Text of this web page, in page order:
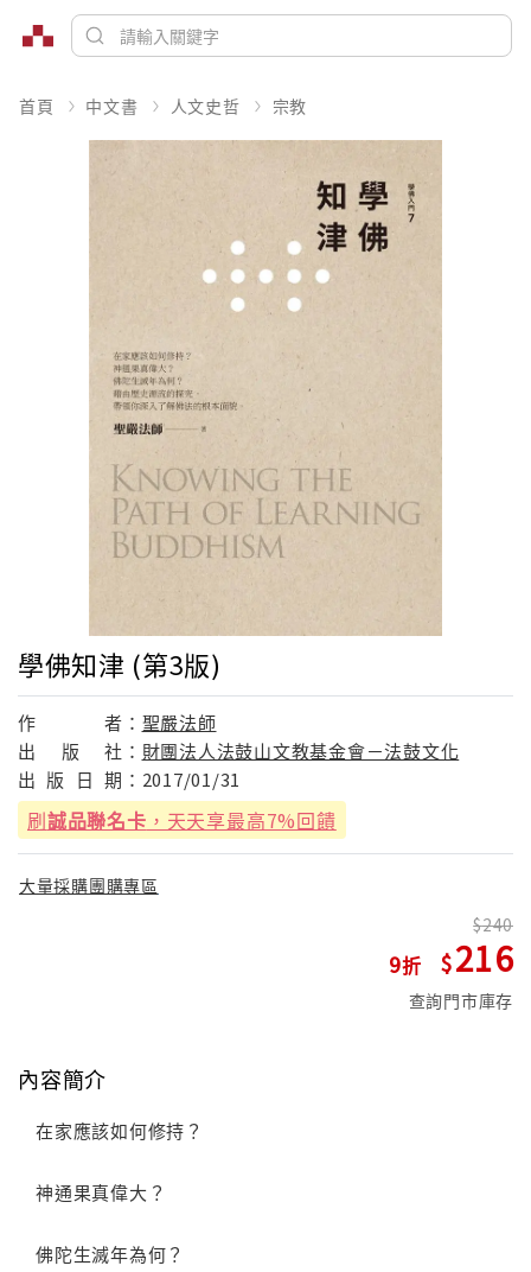
首頁 中文書 人文史哲 宗教
學佛知津 (第3版)
作 者： 聖嚴法師
出
版 社： 財團法人法鼓山文教基金會－法鼓文化
出 版 日 期： 2017/01/31
刷誠品聯名卡 ，天天享最高7%回饋
大量採購團購專區
9
240
216
查詢門市庫存
內容簡介
在家應該如何修持？
神通果真偉大？
佛陀生滅年為何？